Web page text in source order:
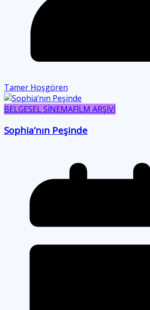
Tamer Hoşgören
BELGESEL SİNEMAFİLM ARŞİVİ
Sophia’nın Peşinde